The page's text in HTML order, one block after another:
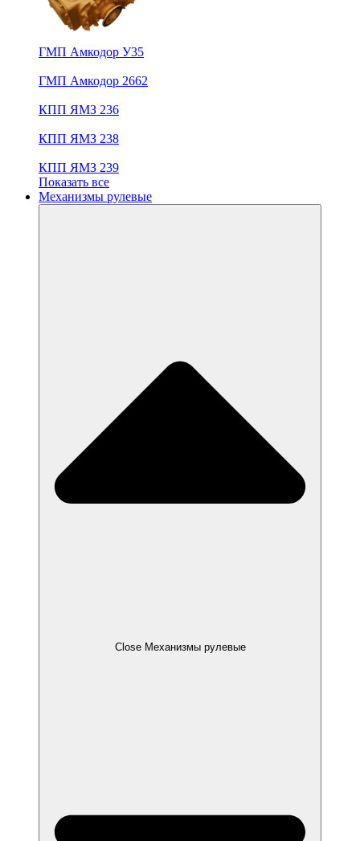
ГМП Амкодор У35
ГМП Амкодор 2662
КПП ЯМЗ 236
КПП ЯМЗ 238
КПП ЯМЗ 239
Показать все
Механизмы рулевые
Close Механизмы рулевые